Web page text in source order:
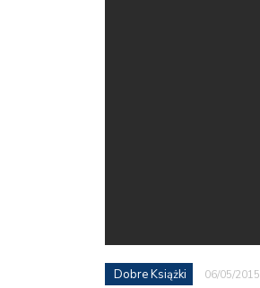
Dobre Książki 06/05/2015